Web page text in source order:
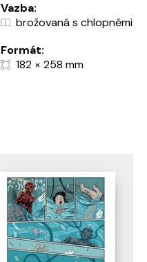
Vazba:
brožovaná s chlopněmi
Formát:
182 × 258 mm